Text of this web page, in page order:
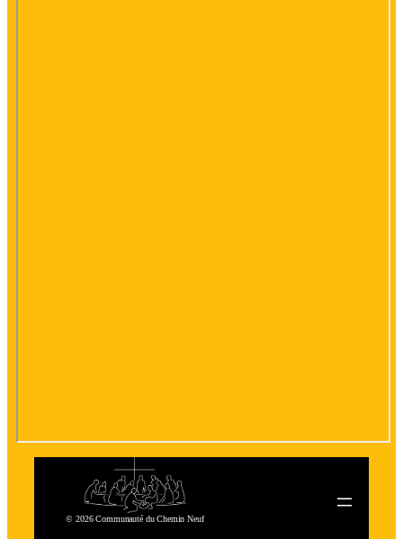
© 2026 Communauté du Chemin Neuf